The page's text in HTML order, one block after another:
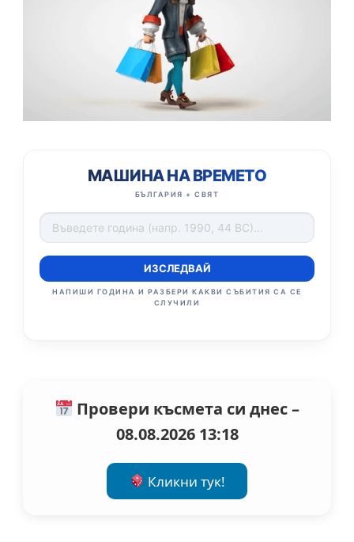
МАШИНА НА ВРЕМЕТО
БЪЛГАРИЯ + СВЯТ
ИЗСЛЕДВАЙ
НАПИШИ ГОДИНА И РАЗБЕРИ КАКВИ СЪБИТИЯ СА СЕ
СЛУЧИЛИ
Провери късмета си днес –
08.08.2026 13:18
Кликни тук!